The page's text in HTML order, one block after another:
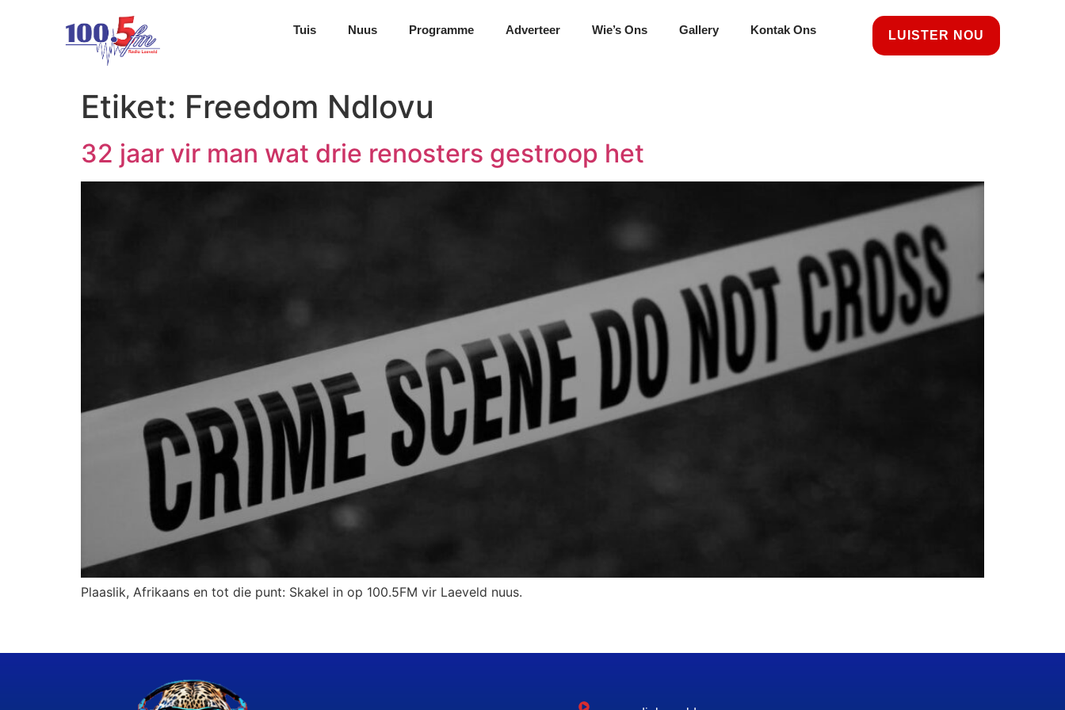
Tuis Nuus Programme Adverteer Wie’s Ons Gallery Kontak Ons LUISTER NOU
Etiket: Freedom Ndlovu
32 jaar vir man wat drie renosters gestroop het
Plaaslik, Afrikaans en tot die punt: Skakel in op 100.5FM vir Laeveld nuus.